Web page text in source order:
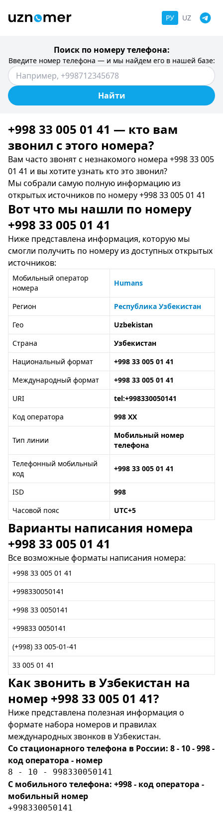
РУ UZ
Поиск по номеру телефона:
Введите номер телефона — и мы найдем его в нашей базе:
Найти
+998 33 005 01 41 — кто вам
звонил c этого номера?
Вам часто звонят с незнакомого номера +998 33 005
01 41 и вы хотите узнать кто это звонил?
Мы собрали самую полную информацию из
открытых источников по номеру +998 33 005 01 41
Вот что мы нашли по номеру
+998 33 005 01 41
Ниже представлена информация, которую мы
смогли получить по номеру из доступных открытых
источников:
Мобильный оператор
номера
Humans
Регион
Республика Узбекистан
Гео
Uzbekistan
Страна
Узбекистан
Национальный формат
+998 33 005 01 41
Международный формат
+998 33 005 01 41
URI
tel:+998330050141
Код оператора
998 XX
Тип линии
Мобильный номер
телефона
Телефонный мобильный
код
+998 33 005 01 41
ISD
998
Часовой пояс
UTC+5
Варианты написания номера
+998 33 005 01 41
Все возможные форматы написания номера:
+998 33 005 01 41
+998330050141
+998 33 0050141
+99833 0050141
(+998) 33 005-01-41
33 005 01 41
Как звонить в Узбекистан на
номер +998 33 005 01 41?
Ниже представлена полезная информация о
формате набора номеров и правилах
международных звонков в Узбекистан.
Со стационарного телефона в России: 8 - 10 - 998 -
код оператора - номер
8 - 10 - 998330050141
С мобильного телефона: +998 - код оператора -
мобильный номер
+998330050141